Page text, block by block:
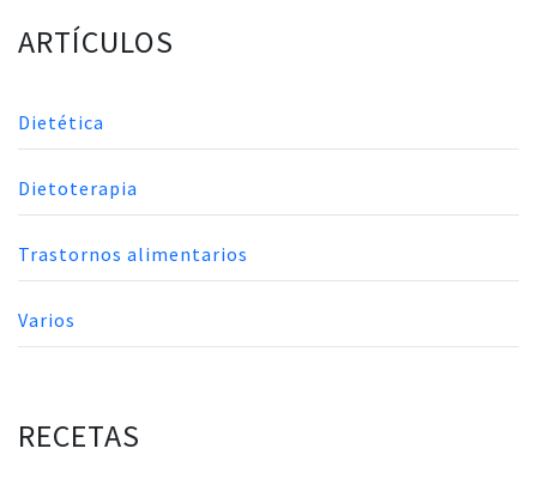
ARTÍCULOS
Dietética
Dietoterapia
Trastornos alimentarios
Varios
RECETAS